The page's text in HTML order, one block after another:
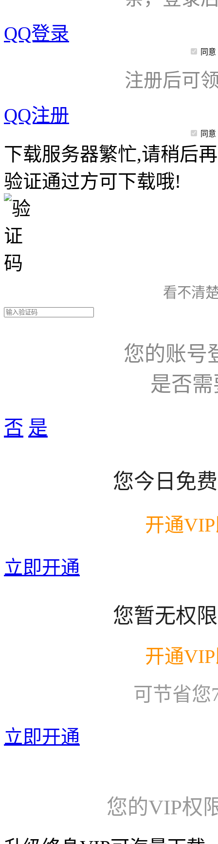
QQ登录
同意
注册后可
QQ注册
同意
下载服务器繁忙,请稍后
验证通过方可下载哦!
看不清
您的账号
是否
否 是
您今日免
开通
立即开通
您暂无权
开通
可节省您
立即开通
您的VIP权